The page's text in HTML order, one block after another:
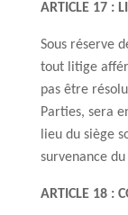
ARTICLE 17 :
Sous réserve
tout litige
pas être
Parties, sera
lieu du siège
survenance
ARTICLE 18 :